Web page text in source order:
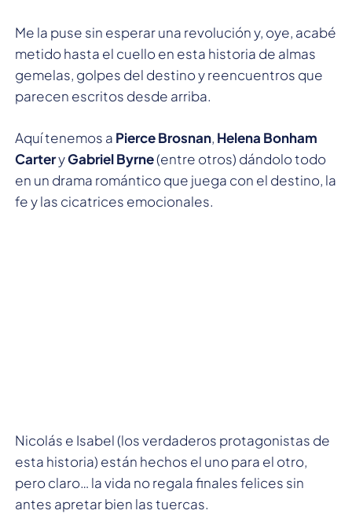
Me la puse sin esperar una revolución y, oye, acabé
metido hasta el cuello en esta historia de almas
gemelas, golpes del destino y reencuentros que
parecen escritos desde arriba.
Aquí tenemos a Pierce Brosnan, Helena Bonham
CarteryGabriel Byrne(entre otros) dándolo todo
en un drama romántico que juega con el destino, la
fe y las cicatrices emocionales.
Nicolás e Isabel (los verdaderos protagonistas de
esta historia) están hechos el uno para el otro,
pero claro… la vida no regala finales felices sin
antes apretar bien las tuercas.